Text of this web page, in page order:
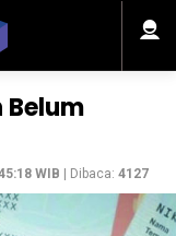
Belum
WIB | Dibaca: 4127